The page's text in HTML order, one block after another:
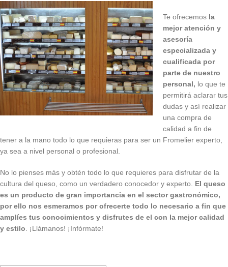
Te ofrecemos la
mejor atención y
asesoría
especializada y
cualificada por
parte de nuestro
personal, lo que te
permitirá aclarar tus
dudas y así realizar
una compra de
calidad a fin de
tener a la mano todo lo que requieras para ser un Fromelier experto,
ya sea a nivel personal o profesional.
No lo pienses más y obtén todo lo que requieres para disfrutar de la
cultura del queso, como un verdadero conocedor y experto. El queso
es un producto de gran importancia en el sector gastronómico,
por ello nos esmeramos por ofrecerte todo lo necesario a fin que
amplíes tus conocimientos y disfrutes de el con la mejor calidad
y estilo . ¡Llámanos! ¡Infórmate!